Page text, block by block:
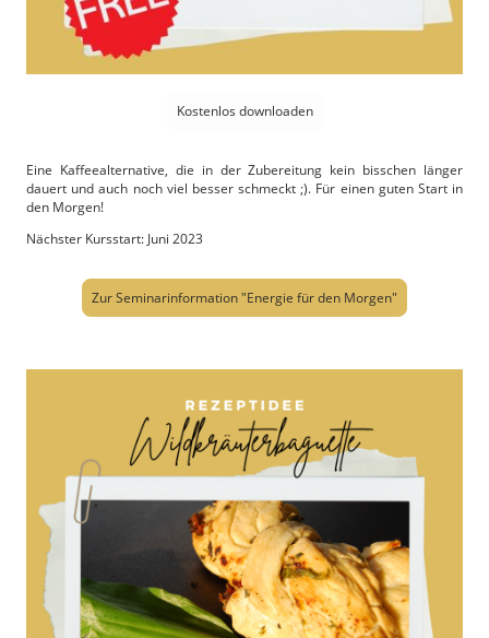
Kostenlos downloaden
Eine Kaffeealternative, die in der Zubereitung kein bisschen länger
dauert und auch noch viel besser schmeckt ;). Für einen guten Start in
den Morgen!
Nächster Kursstart: Juni 2023
Zur Seminarinformation "Energie für den Morgen"